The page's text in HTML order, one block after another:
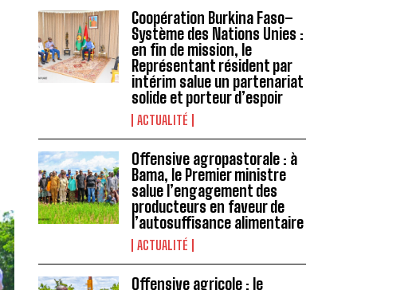
Coopération Burkina Faso–
Système des Nations Unies :
en fin de mission, le
Représentant résident par
intérim salue un partenariat
solide et porteur d’espoir
ACTUALITÉ
Offensive agropastorale : à
Bama, le Premier ministre
salue l’engagement des
producteurs en faveur de
l’autosuffisance alimentaire
ACTUALITÉ
Offensive agricole : le